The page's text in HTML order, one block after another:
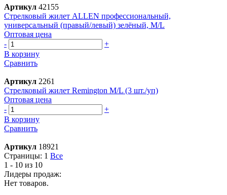
Артикул 42155
Стрелковый жилет ALLEN профессиональный,
универсальный (правый/левый) зелёный, M/L
Оптовая цена
-
+
В корзину
Сравнить
Артикул 2261
Стрелковый жилет Remington M/L (3 шт./уп)
Оптовая цена
-
+
В корзину
Сравнить
Артикул 18921
Страницы: 1 Все
1 - 10 из 10
Лидеры продаж:
Нет товаров.